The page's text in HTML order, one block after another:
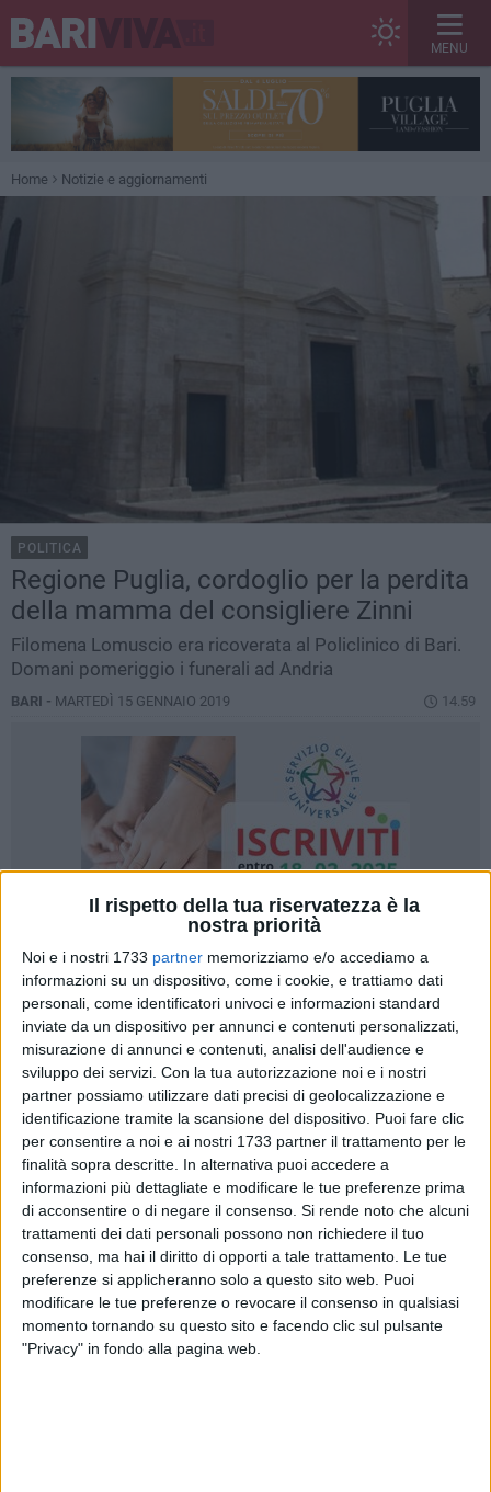
Il rispetto della tua riservatezza è la
nostra priorità
Noi e i nostri 1733 partner memorizziamo e/o accediamo a
informazioni su un dispositivo, come i cookie, e trattiamo dati
personali, come identificatori univoci e informazioni standard
inviate da un dispositivo per annunci e contenuti personalizzati,
misurazione di annunci e contenuti, analisi dell'audience e
sviluppo dei servizi. Con la tua autorizzazione noi e i nostri
partner possiamo utilizzare dati precisi di geolocalizzazione e
identificazione tramite la scansione del dispositivo. Puoi fare clic
per consentire a noi e ai nostri 1733 partner il trattamento per le
finalità sopra descritte. In alternativa puoi accedere a
informazioni più dettagliate e modificare le tue preferenze prima
di acconsentire o di negare il consenso. Si rende noto che alcuni
trattamenti dei dati personali possono non richiedere il tuo
consenso, ma hai il diritto di opporti a tale trattamento. Le tue
preferenze si applicheranno solo a questo sito web. Puoi
modificare le tue preferenze o revocare il consenso in qualsiasi
momento tornando su questo sito e facendo clic sul pulsante
"Privacy" in fondo alla pagina web.
MENU
Home Notizie e aggiornamenti
POLITICA
Regione Puglia, cordoglio per la perdita
della mamma del consigliere Zinni
Filomena Lomuscio era ricoverata al Policlinico di Bari.
Domani pomeriggio i funerali ad Andria
BARI - MARTEDÌ 15 GENNAIO 2019 14.59
1
E' scomparsa ieri la pomeriggio al Policlinico di Bari
Filomena Lomuscio la mamma del consigliere regionale
Sabino Zinni. Tante in queste ore le manifestazioni di affetto
e stima.
In una nota, i consiglieri regionali del gruppo "Noi a sinistra
per la Puglia", Enzo Colonna, Sebastiano Leo e Domenico
Santorsola, partecipano al dolore del collega e amico Sabino
Zinni per la perdita della mamma.
Il gruppo regionale di Direzione Italia esprime vicinanza al